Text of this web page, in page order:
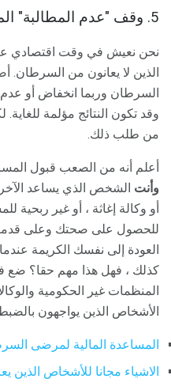
5. وقف "عدم المطالبة" المساعدة
نحن نعيش في وقت اقتصادي
الذين لا يعانون من السرطان.
السرطان وربما انخفاض أو
وقد تكون النتائج مؤلمة
من طلب ذلك.
أعلم أنه من الصعب قبول
وأنت الشخص الذي يساعد
أو وكالة إغاثة ، أو غير ربحية
للحصول على صحتك وعلى
العودة إلى نفسك الكريمة
كذلك ، فهل هذا مهم حقا؟ ضع
المنظمات غير الحكومية
الأشخاص الذين يواجهون
المساعدة المالية لمرضى
الاشياء مجانا للأشخاص الذين